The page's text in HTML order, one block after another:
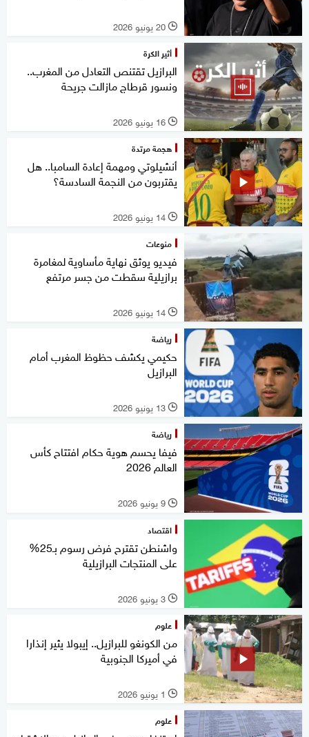
l 20 يونيو 2026
أثير الكرة
البرازيل تقتنص التعادل من المغرب..
ونسور قرطاج مازالت جريحة
l 16 يونيو 2026
هجمة مرتدة
أنشيلوتي ومهمة إعادة السامبا.. هل
يقتربون من النجمة السادسة؟
l 14 يونيو 2026
منوعات
فيديو يوثق نهاية مأساوية لمغامرة
برازيلية سقطت من جسر مرتفع
l 14 يونيو 2026
رياضة
حكيمي يكشف حظوظ المغرب أمام
البرازيل
l 13 يونيو 2026
رياضة
فيفا يحسم هوية حكام افتتاح كأس
العالم 2026
l 9 يونيو 2026
اقتصاد
واشنطن تقترح فرض رسوم بـ25%
على المنتجات البرازيلية
l 3 يونيو 2026
علوم
من الكونغو للبرازيل.. إيبولا يثير إنذارا
في أميركا الجنوبية
l 1 يونيو 2026
علوم